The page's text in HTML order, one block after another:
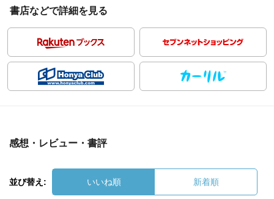
書店などで詳細を見る
感想・レビュー・書評
並び替え: いいね順 新着順